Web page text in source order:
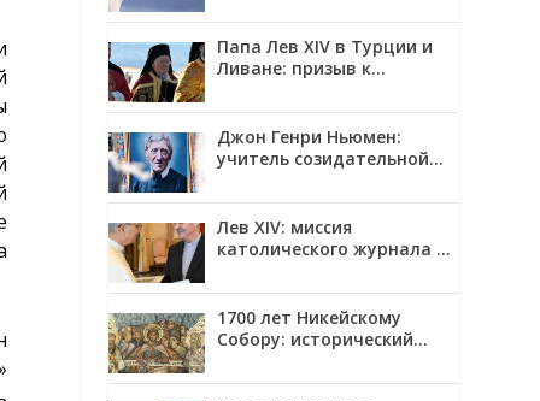
Папа Лев XIV в Турции и
Ливане: призыв к
Джон Генри Ньюмен:
учитель созидательной
Лев XIV: миссия
католического журнала —
Христа
1700 лет Никейскому
Собору: исторический
решения